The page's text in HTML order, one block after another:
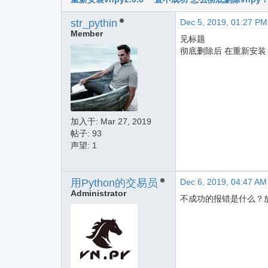
str_pythin
Member
加入于: Mar 27, 2019
帖子: 93
声望: 1
Dec 5, 2019, 01:27 PM
见标题
彻底删除后 在重新安装
用Python的交易员
Administrator
Dec 6, 2019, 04:47 AM
不成功的报错是什么？